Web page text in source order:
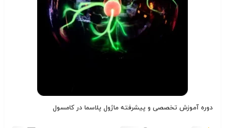
دوره آموزش تخصصی و پیشرفته ماژول پلاسما در کامسول